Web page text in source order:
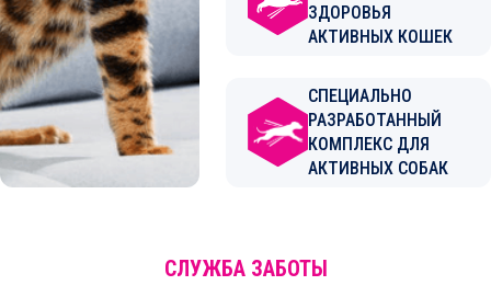
ЗДОРОВЬЯ
АКТИВНЫХ КОШЕК
СПЕЦИАЛЬНО
РАЗРАБОТАННЫЙ
КОМПЛЕКС ДЛЯ
АКТИВНЫХ СОБАК
СЛУЖБА ЗАБОТЫ